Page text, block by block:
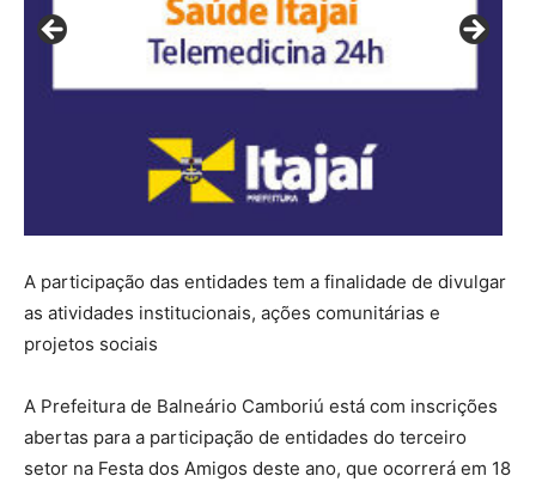
A participação das entidades tem a finalidade de divulgar
as atividades institucionais, ações comunitárias e
projetos sociais
A Prefeitura de Balneário Camboriú está com inscrições
abertas para a participação de entidades do terceiro
setor na Festa dos Amigos deste ano, que ocorrerá em 18